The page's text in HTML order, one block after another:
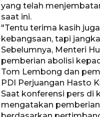
yang telah
saat ini.
"Tentu terima kasih
kebangsaan, tapi
Sebelumnya, Menteri
pemberian abolisi
Tom Lembong dan
PDI Perjuangan Hasto
Saat konferensi pers di
mengatakan